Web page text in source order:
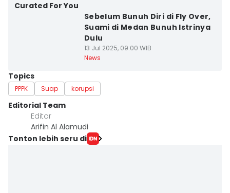
Curated For You
Sebelum Bunuh Diri di Fly Over,
Suami di Medan Bunuh Istrinya
Dulu
13 Jul 2025, 09:00 WIB
News
Topics
PPPK Suap korupsi
Editorial Team
Editor
Arifin Al Alamudi
Tonton lebih seru di